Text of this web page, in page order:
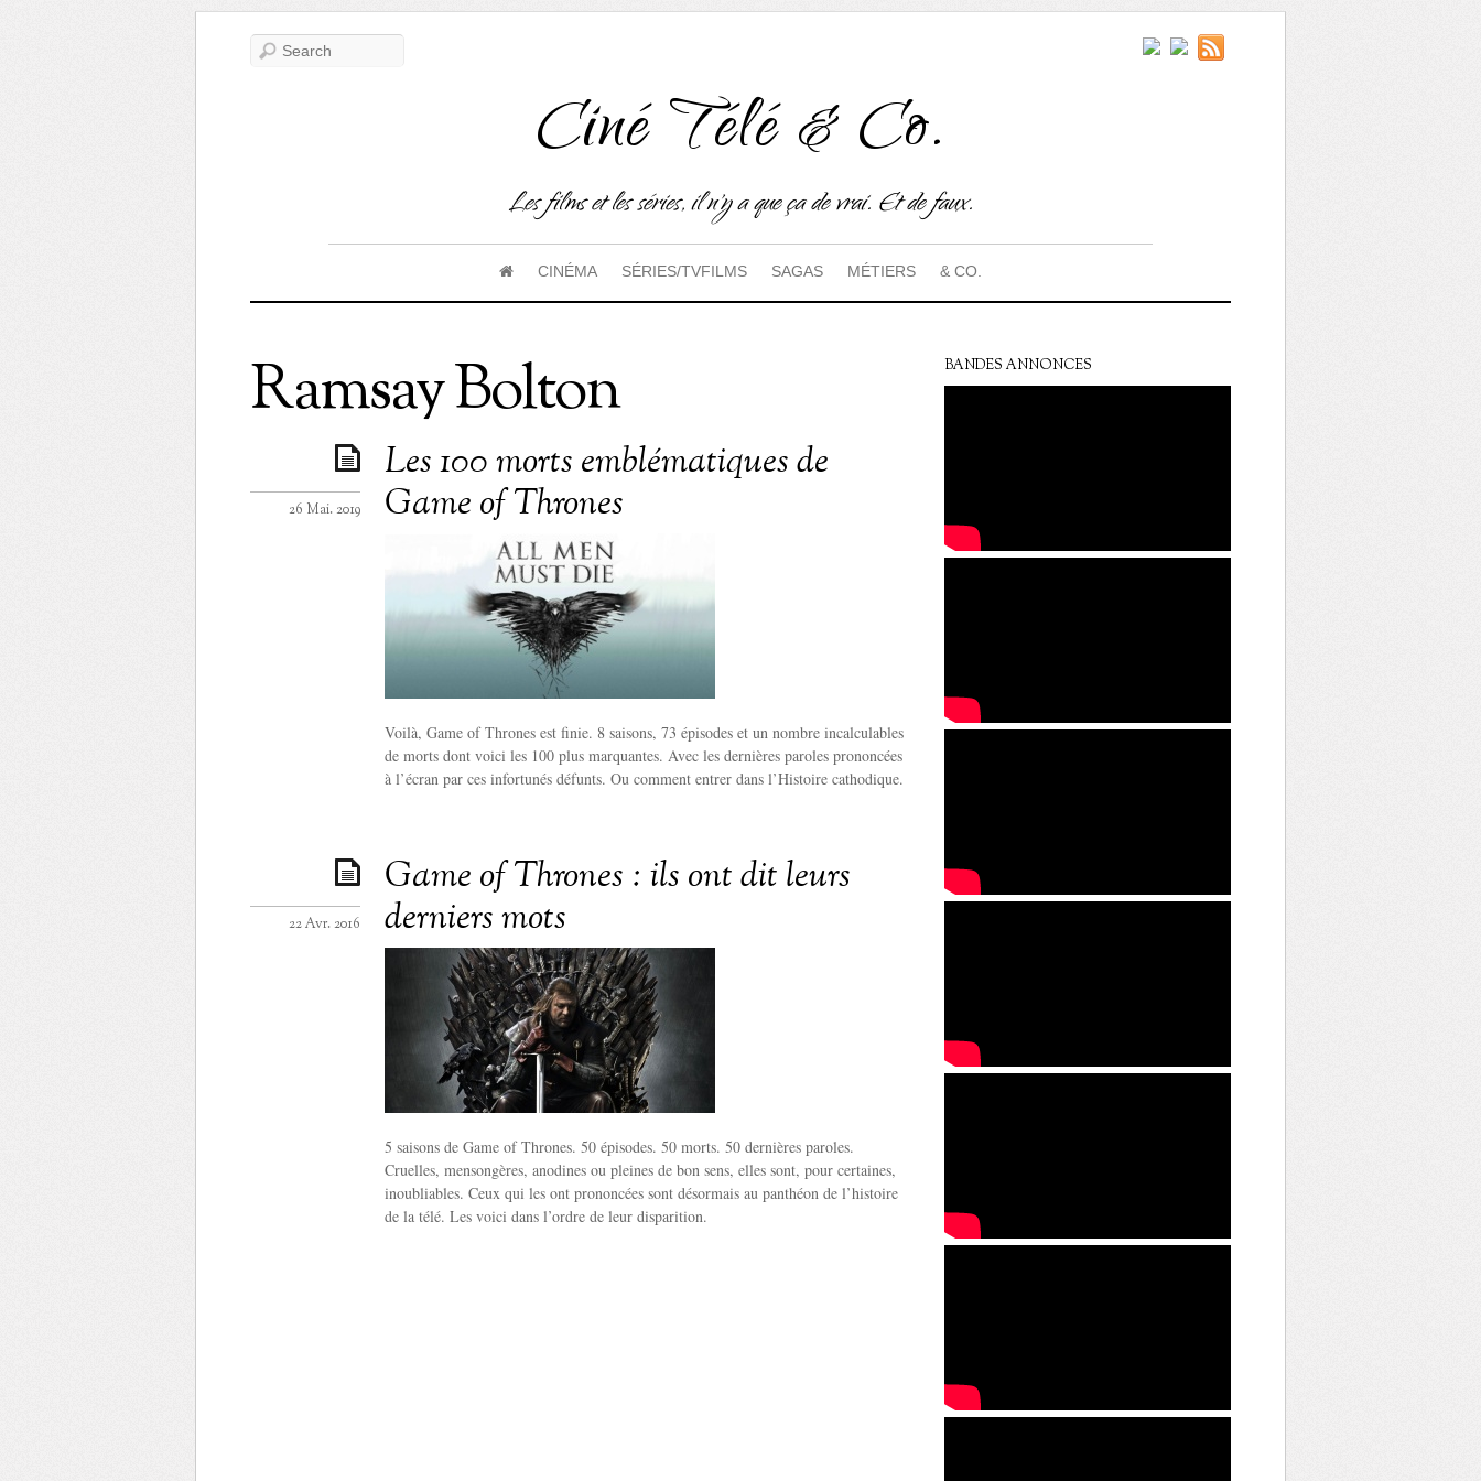
Ciné Télé & Co.
Les films et les séries, il n'y a que ça de vrai. Et de faux.
CINÉMA SÉRIES/TVFILMS SAGAS MÉTIERS & CO.
Ramsay Bolton
Les 100 morts emblématiques de
Game of Thrones
26 Mai. 2019
Voilà, Game of Thrones est finie. 8 saisons, 73 épisodes et un nombre incalculables
de morts dont voici les 100 plus marquantes. Avec les dernières paroles prononcées
à l’écran par ces infortunés défunts. Ou comment entrer dans l’Histoire cathodique.
Game of Thrones : ils ont dit leurs
derniers mots
22 Avr. 2016
5 saisons de Game of Thrones. 50 épisodes. 50 morts. 50 dernières paroles.
Cruelles, mensongères, anodines ou pleines de bon sens, elles sont, pour certaines,
inoubliables. Ceux qui les ont prononcées sont désormais au panthéon de l’histoire
de la télé. Les voici dans l’ordre de leur disparition.
BANDES ANNONCES